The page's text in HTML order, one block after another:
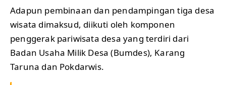
Adapun pembinaan dan pendampingan tiga desa
wisata dimaksud, diikuti oleh komponen
penggerak pariwisata desa yang terdiri dari
Badan Usaha Milik Desa (Bumdes), Karang
Taruna dan Pokdarwis.